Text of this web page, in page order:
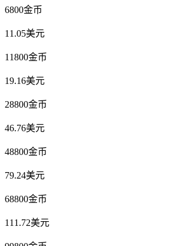
6800金币
11.05美元
11800金币
19.16美元
28800金币
46.76美元
48800金币
79.24美元
68800金币
111.72美元